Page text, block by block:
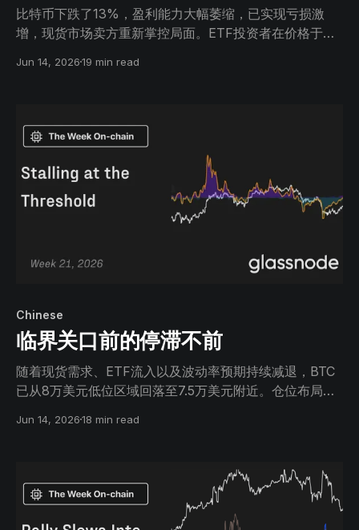
比特币下跌了13%，盈利能力大幅萎缩，已实现亏损激
增，现货市场卖方重新掌控局面。ETF投资者在价格于其
为较高风险水平定价。
Jun 14, 202619 min read
Chinese
临界关口前的停滞不前
随着现货需求、ETF流入以及波动率预期持续减退，BTC
已从8万美元低位区域回落至7.5万美元附近。仓位布局已
Jun 14, 202618 min read